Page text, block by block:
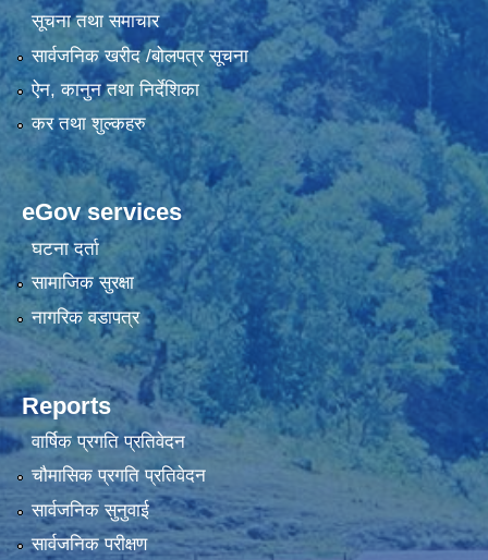
सूचना तथा समाचार
सार्वजनिक खरीद /बोलपत्र सूचना
ऐन, कानुन तथा निर्देशिका
कर तथा शुल्कहरु
eGov services
घटना दर्ता
सामाजिक सुरक्षा
नागरिक वडापत्र
Reports
वार्षिक प्रगति प्रतिवेदन
चौमासिक प्रगति प्रतिवेदन
सार्वजनिक सुनुवाई
सार्वजनिक परीक्षण